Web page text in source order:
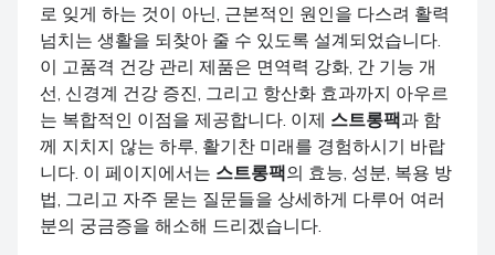
로 잊게 하는 것이 아닌, 근본적인 원인을 다스려 활력
넘치는 생활을 되찾아 줄 수 있도록 설계되었습니다.
이 고품격 건강 관리 제품은 면역력 강화, 간 기능 개
선, 신경계 건강 증진, 그리고 항산화 효과까지 아우르
는 복합적인 이점을 제공합니다. 이제 스트롱팩과 함
께 지치지 않는 하루, 활기찬 미래를 경험하시기 바랍
니다. 이 페이지에서는 스트롱팩의 효능, 성분, 복용 방
법, 그리고 자주 묻는 질문들을 상세하게 다루어 여러
분의 궁금증을 해소해 드리겠습니다.